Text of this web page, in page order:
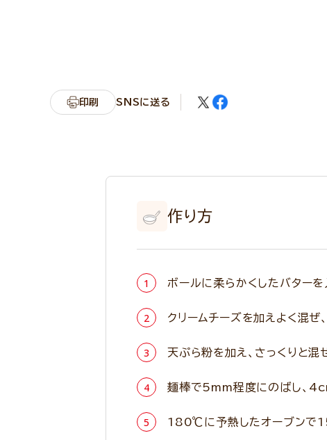
印刷 SNSに送る
作り方
ボールに柔らかくしたバターを
クリームチーズを加えよく混ぜ
天ぷら粉を加え、さっくりと
麺棒で5mm程度にのばし、
180℃に予熱したオーブンで15